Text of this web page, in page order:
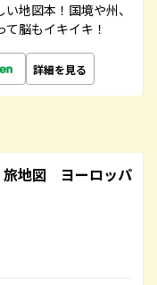
地図本！国境や州、
脳もイキイキ！
詳細を見る
地図 ヨーロッパ